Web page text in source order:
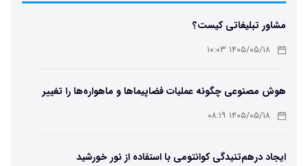
مشاور تبلیغاتی کیست؟
۱۴۰۵/۰۵/۱۸ ۱۰:۰۳
هوش مصنوعی چگونه عملیات فضاپیماها و ماهواره‌ها را تغییر
می‌دهد؟
۱۴۰۵/۰۵/۱۸ ۰۸:۱۹
ایجاد درهم‌تنیدگی کوانتومی با استفاده از نور خورشید